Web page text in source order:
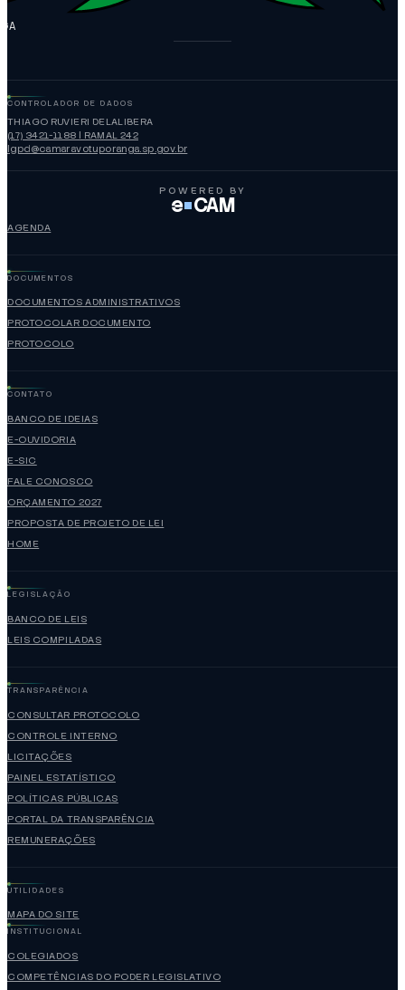
CONTROLADOR DE DADOS
THIAGO RUVIERI DELALIBERA
(17) 3421-1188 | RAMAL 242
lgpd@camaravotuporanga.sp.gov.br
POWERED BY
e CAM
AGENDA
DOCUMENTOS
DOCUMENTOS ADMINISTRATIVOS
PROTOCOLAR DOCUMENTO
PROTOCOLO
CONTATO
BANCO DE IDEIAS
E-OUVIDORIA
E-SIC
FALE CONOSCO
ORÇAMENTO 2027
PROPOSTA DE PROJETO DE LEI
HOME
LEGISLAÇÃO
BANCO DE LEIS
LEIS COMPILADAS
TRANSPARÊNCIA
CONSULTAR PROTOCOLO
CONTROLE INTERNO
LICITAÇÕES
PAINEL ESTATÍSTICO
POLÍTICAS PÚBLICAS
PORTAL DA TRANSPARÊNCIA
REMUNERAÇÕES
UTILIDADES
MAPA DO SITE
INSTITUCIONAL
COLEGIADOS
COMPETÊNCIAS DO PODER LEGISLATIVO